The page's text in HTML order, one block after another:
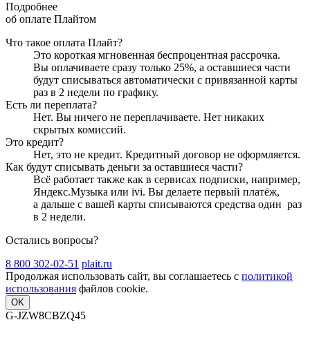
Подробнее
об оплате Плайтом
Что такое оплата Плайт?
Это короткая мгновенная беспроцентная рассрочка.
Вы оплачиваете сразу только 25%, а оставшиеся части
будут списываться автоматически с привязанной карты
раз в 2 недели по графику.
Есть ли переплата?
Нет. Вы ничего не переплачиваете. Нет никаких
скрытых комиссий.
Это кредит?
Нет, это не кредит. Кредитный договор не оформляется.
Как будут списывать деньги за оставшиеся части?
Всё работает также как в сервисах подписки, например,
Яндекс.Музыка или ivi. Вы делаете первый платёж,
а дальше с вашей карты списываются средства один раз
в 2 недели.
Остались вопросы?
8 800 302-02-51 plait.ru
Продолжая использовать сайт, вы соглашаетесь с политикой
использования файлов cookie.
OK
G-JZW8CBZQ45